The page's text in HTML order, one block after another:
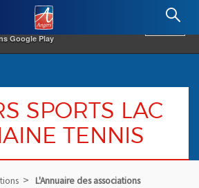
Google Play
Angers.fr : Retour à l'accueil
SPORTS LAC
TENNIS
L'Annuaire des associations